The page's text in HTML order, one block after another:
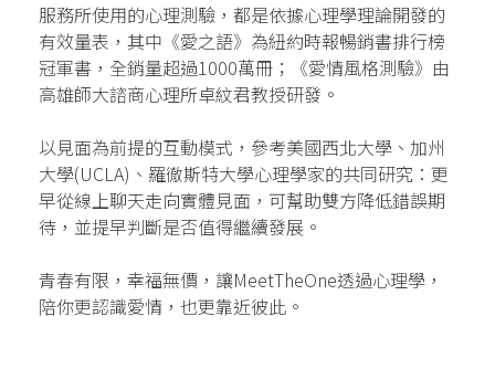
服務所使用的心理測驗，都是依據心理學理論開發的
有效量表，其中《愛之語》為紐約時報暢銷書排行榜
冠軍書，全銷量超過1000萬冊；《愛情風格測驗》由
高雄師大諮商心理所卓紋君教授研發。
以見面為前提的互動模式，參考美國西北大學、加州
大學(UCLA)、羅徹斯特大學心理學家的共同研究：更
早從線上聊天走向實體見面，可幫助雙方降低錯誤期
待，並提早判斷是否值得繼續發展。
青春有限，幸福無價，讓MeetTheOne透過心理學，
陪你更認識愛情，也更靠近彼此。